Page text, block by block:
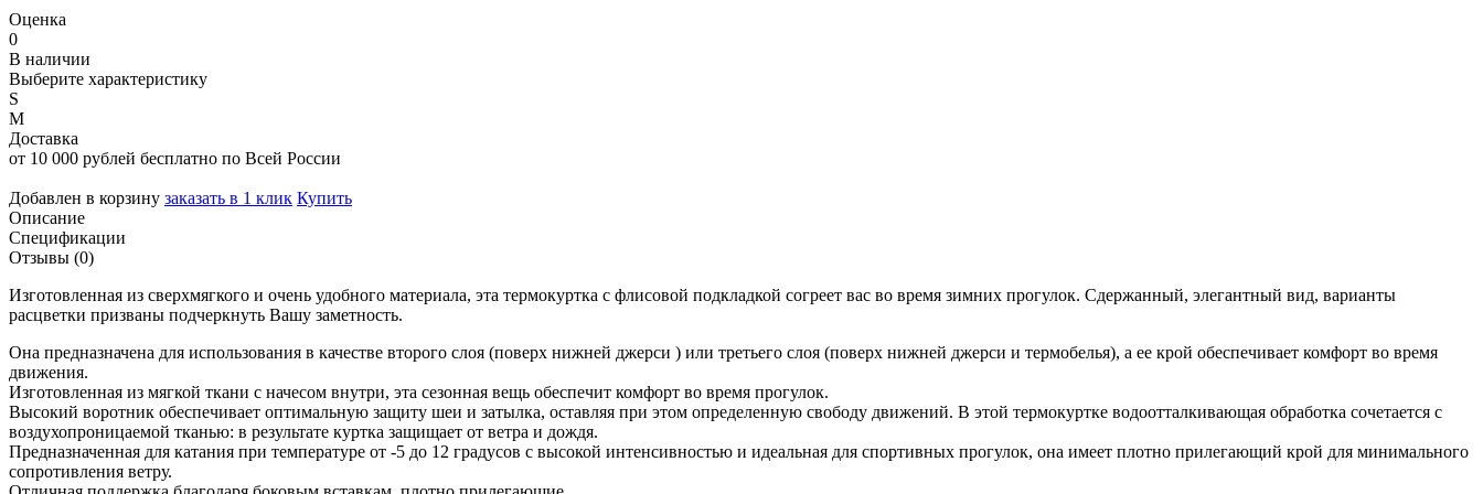
Оценка
0
В наличии
Выберите характеристику
S
M
Доставка
от 10 000 рублей бесплатно по Всей России
Добавлен в корзину заказать в 1 клик Купить
Описание
Спецификации
Отзывы (0)
Изготовленная из сверхмягкого и очень удобного материала, эта термокуртка с флисовой подкладкой согреет вас во время зимних прогулок. Сдержанный, элегантный вид, варианты
расцветки призваны подчеркнуть Вашу заметность.
Она предназначена для использования в качестве второго слоя (поверх нижней джерси ) или третьего слоя (поверх нижней джерси и термобелья), а ее крой обеспечивает комфорт во время
движения.
Изготовленная из мягкой ткани с начесом внутри, эта сезонная вещь обеспечит комфорт во время прогулок.
Высокий воротник обеспечивает оптимальную защиту шеи и затылка, оставляя при этом определенную свободу движений. В этой термокуртке водоотталкивающая обработка сочетается с
воздухопроницаемой тканью: в результате куртка защищает от ветра и дождя.
Предназначенная для катания при температуре от -5 до 12 градусов с высокой интенсивностью и идеальная для спортивных прогулок, она имеет плотно прилегающий крой для минимального
сопротивления ветру.